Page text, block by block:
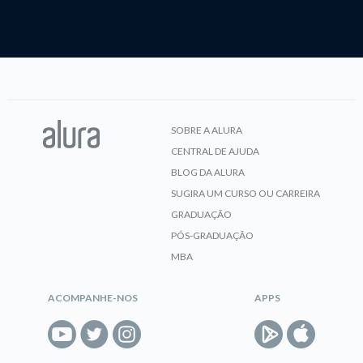
SOBRE A ALURA
CENTRAL DE AJUDA
BLOG DA ALURA
SUGIRA UM CURSO OU CARREIRA
GRADUAÇÃO
PÓS-GRADUAÇÃO
MBA
ACOMPANHE-NOS APPS